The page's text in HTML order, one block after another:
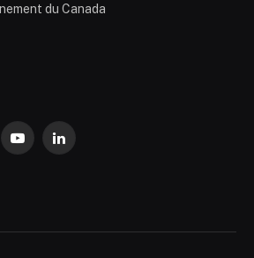
du Canada
YouTubeLinkedIn